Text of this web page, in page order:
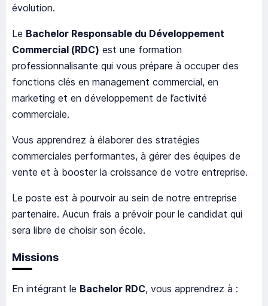
évolution.
Le Bachelor Responsable du Développement
Commercial (RDC) est une formation
professionnalisante qui vous prépare à occuper des
fonctions clés en management commercial, en
marketing et en développement de l’activité
commerciale.
Vous apprendrez à élaborer des stratégies
commerciales performantes, à gérer des équipes de
vente et à booster la croissance de votre entreprise.
Le poste est à pourvoir au sein de notre entreprise
partenaire. Aucun frais a prévoir pour le candidat qui
sera libre de choisir son école.
Missions
En intégrant le Bachelor RDC, vous apprendrez à :